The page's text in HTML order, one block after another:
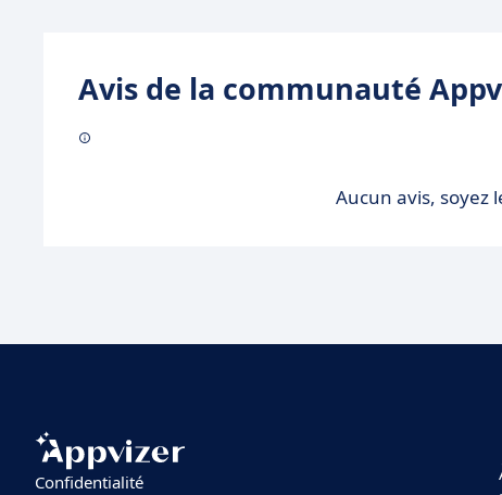
Avis de la communauté
Aucun avis, soyez
Confidentialité